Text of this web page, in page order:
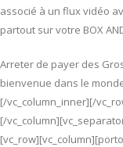
associé à un flux vidéo
partout sur votre BOX
Arreter de payer des
bienvenue dans le
[/vc_column_inner][/
[/